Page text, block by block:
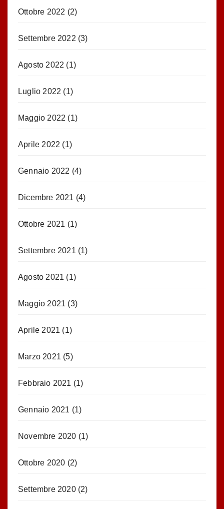
Ottobre 2022 (2)
Settembre 2022 (3)
Agosto 2022 (1)
Luglio 2022 (1)
Maggio 2022 (1)
Aprile 2022 (1)
Gennaio 2022 (4)
Dicembre 2021 (4)
Ottobre 2021 (1)
Settembre 2021 (1)
Agosto 2021 (1)
Maggio 2021 (3)
Aprile 2021 (1)
Marzo 2021 (5)
Febbraio 2021 (1)
Gennaio 2021 (1)
Novembre 2020 (1)
Ottobre 2020 (2)
Settembre 2020(2)